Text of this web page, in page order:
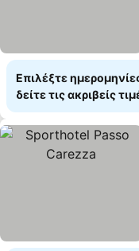
Επιλέξτε
δείτε τις ακριβείς